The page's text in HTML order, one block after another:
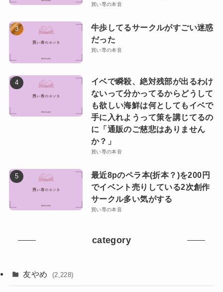
買い専の本音
牛歩してるサークルがすごい迷惑
だった
買い専の本音
イベで瞬殺、絶対残部が出るわけ
ないって分かってるからどうして
も欲しい海鮮は何としてもイベで
手に入れようって策を講じてるの
に「通販のご慈悲はありません
か？」
買い専の本音
最近8pのペラ本(折本？)を200円
でイベント売りしている2次創作
サークル多い気がする
買い専の本音
category
友やめ (2,228)